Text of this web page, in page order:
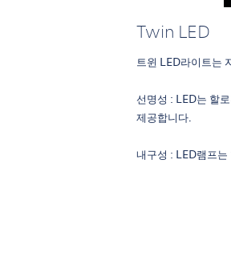
Twin LED
트윈 LED라이트는
선명성 : LED는 할
제공합니다.
내구성 : LED램프는